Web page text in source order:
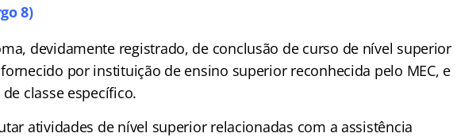
8)
devidamente registrado, de conclusão de curso de nível superior
por instituição de ensino superior reconhecida pelo MEC, e
classe específico.
atividades de nível superior relacionadas com a assistência